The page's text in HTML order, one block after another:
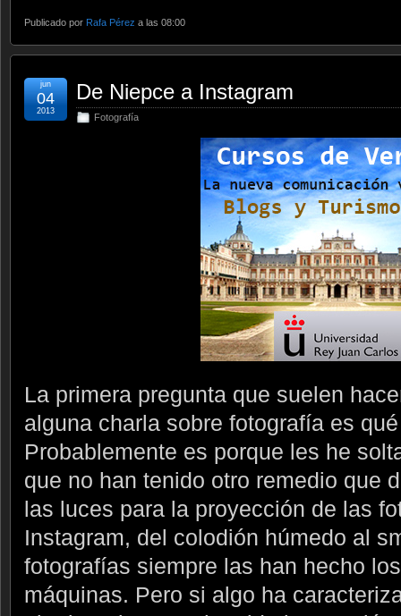
Publicado por Rafa Pérez a las 08:00
De Niepce a Instagram
Fotografía
jun
04
2013
La primera pregunta que suelen
alguna charla sobre fotografía es
Probablemente es porque les he
que no han tenido otro remedio que
las luces para la proyección de las
Instagram, del colodión húmedo al
fotografías siempre las han hecho
máquinas. Pero si algo ha